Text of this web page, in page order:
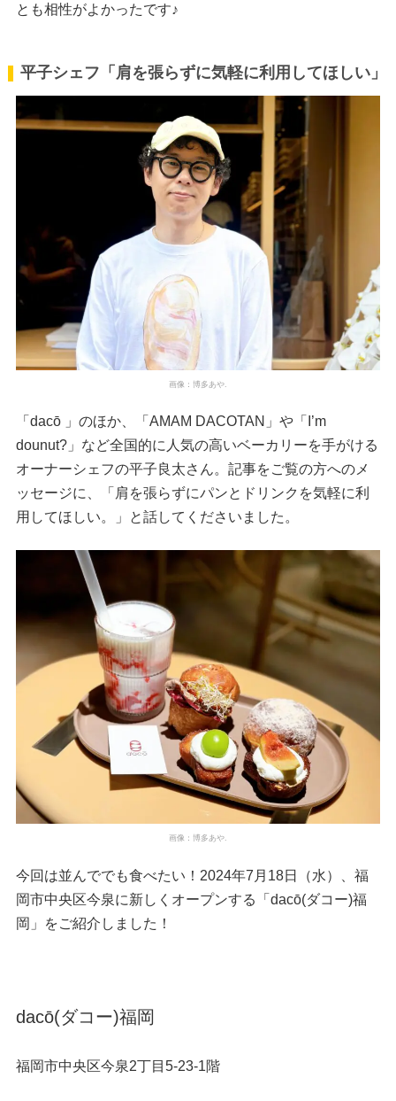
とも相性がよかったです♪
平子シェフ「肩を張らずに気軽に利用してほしい」
画像：博多あや.
「dacō 」のほか、「AMAM DACOTAN」や「I’m
dounut?」など全国的に人気の高いベーカリーを手がける
オーナーシェフの平子良太さん。記事をご覧の方へのメ
ッセージに、「肩を張らずにパンとドリンクを気軽に利
用してほしい。」と話してくださいました。
画像：博多あや.
今回は並んででも食べたい！2024年7月18日（水）、福
岡市中央区今泉に新しくオープンする「dacō(ダコー)福
岡」をご紹介しました！
dacō(ダコー)福岡
福岡市中央区今泉2丁目5-23-1階